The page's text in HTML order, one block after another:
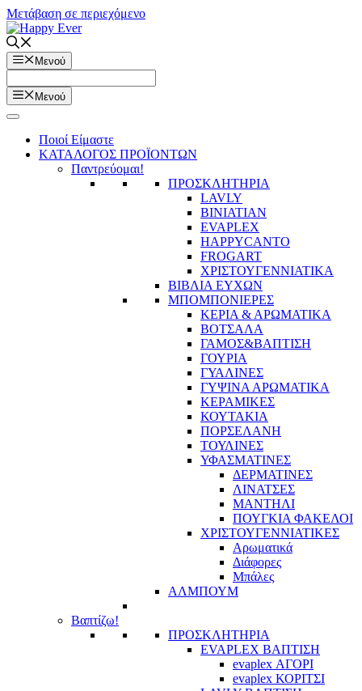
Μετάβαση σε περιεχόμενο
Μενού
Μενού
Ποιοί Είμαστε
ΚΑΤΑΛΟΓΟΣ ΠΡΟΪΟΝΤΩΝ
Παντρεύομαι!
ΠΡΟΣΚΛΗΤΗΡΙΑ
LAVLY
BINIATIAN
EVAPLEX
HAPPYCANTO
FROGART
ΧΡΙΣΤΟΥΓΕΝΝΙΑΤΙΚΑ
ΒΙΒΛΙΑ ΕΥΧΩΝ
ΜΠΟΜΠΟΝΙΕΡΕΣ
ΚΕΡΙΑ & ΑΡΩΜΑΤΙΚΑ
ΒΟΤΣΑΛΑ
ΓΑΜΟΣ&ΒΑΠΤΙΣΗ
ΓΟΥΡΙΑ
ΓΥΑΛΙΝΕΣ
ΓΥΨΙΝΑ ΑΡΩΜΑΤΙΚΑ
ΚΕΡΑΜΙΚΕΣ
ΚΟΥΤΑΚΙΑ
ΠΟΡΣΕΛΑΝΗ
ΤΟΥΛΙΝΕΣ
ΥΦΑΣΜΑΤΙΝΕΣ
ΔΕΡΜΑΤΙΝΕΣ
ΛΙΝΑΤΣΕΣ
ΜΑΝΤΗΛΙ
ΠΟΥΓΚΙΑ ΦΑΚΕΛΟΙ
ΧΡΙΣΤΟΥΓΕΝΝΙΑΤΙΚΕΣ
Αρωματικά
Διάφορες
Μπάλες
ΑΛΜΠΟΥΜ
Βαπτίζω!
ΠΡΟΣΚΛΗΤΗΡΙΑ
EVAPLEX ΒΑΠΤΙΣΗ
evaplex ΑΓΟΡΙ
evaplex ΚΟΡΙΤΣΙ